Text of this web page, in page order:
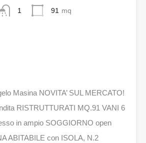
1 91 mq
Masina NOVITA’ SUL MERCATO!
RISTRUTTURATI MQ.91 VANI 6
in ampio SOGGIORNO open
ABITABILE con ISOLA, N.2